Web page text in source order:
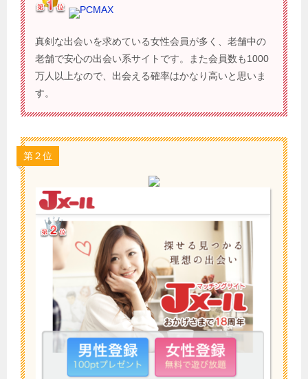
PCMAX
真剣な出会いを求めている女性会員が多く、老舗中の
老舗で安心の出会い系サイトです。また会員数も1000
万人以上なので、出会える確率はかなり高いと思いま
す。
第２位